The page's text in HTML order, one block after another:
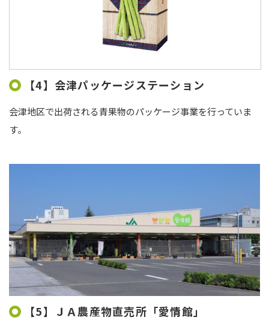
【4】会津パッケージステーション
会津地区で出荷される青果物のパッケージ事業を行っていま
す。
【5】ＪＡ農産物直売所「愛情館」